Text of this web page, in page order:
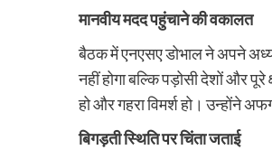
मानवीय मदद पहुंचाने की वकालत
बैठक में एनएसए डोभाल ने अपने
नहीं होगा बल्कि पड़ोसी देशों और
हो और गहरा विमर्श हो। उन्होंने
बिगड़ती स्थिति पर चिंता जताई